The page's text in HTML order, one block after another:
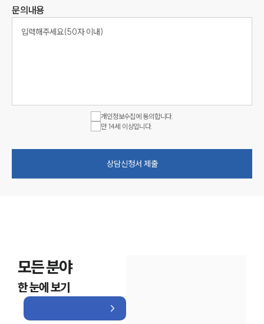
문의내용
개인정보수집에 동의합니다.
만 14세 이상입니다.
상담신청서 제출
모든 분야
한 눈에 보기